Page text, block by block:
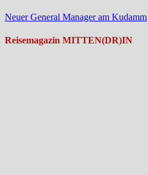
Neuer General Manager am Kudamm
Reisemagazin MITTEN(DR)IN